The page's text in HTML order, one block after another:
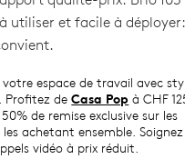
utiliser et facile à
votre espace de travail avec
Profitez deCasa Pop à CHF
de remise exclusive sur les
les achetant ensemble.
vidéo à prix réduit.